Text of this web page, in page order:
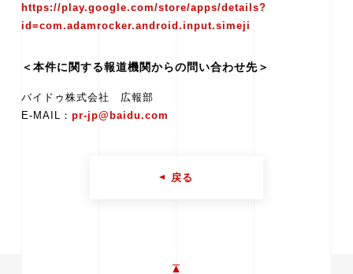
https://play.google.com/store/apps/details?
id=com.adamrocker.android.input.simeji
＜本件に関する報道機関からの問い合わせ先＞
バイドゥ株式会社 広報部
E-MAIL： pr-jp@baidu.com
戻る